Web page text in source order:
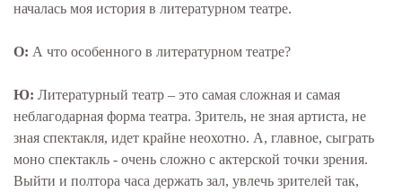
началась моя история в литературном театре.
О: А что особенного в литературном театре?
Ю: Литературный театр – это самая сложная и самая
неблагодарная форма театра. Зритель, не зная артиста, не
зная спектакля, идет крайне неохотно. А, главное, сыграть
моно спектакль - очень сложно с актерской точки зрения.
Выйти и полтора часа держать зал, увлечь зрителей так,